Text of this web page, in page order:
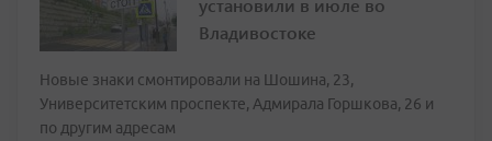
установили в июле во
Владивостоке
Новые знаки смонтировали на Шошина, 23,
Университетским проспекте, Адмирала Горшкова, 26 и
по другим адресам